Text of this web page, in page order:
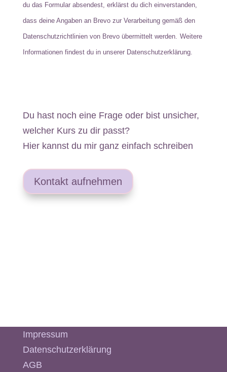
du das Formular absendest, erklärst du dich einverstanden,
dass deine Angaben an Brevo zur Verarbeitung gemäß den
Datenschutzrichtlinien von Brevo übermittelt werden. Weitere
Informationen findest du in unserer Datenschutzerklärung.
Du hast noch eine Frage oder bist unsicher,
welcher Kurs zu dir passt?
Hier kannst du mir ganz einfach schreiben
Kontakt aufnehmen
Impressum
Datenschutzerklärung
AGB